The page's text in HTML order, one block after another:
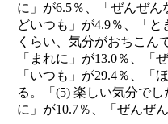
に」が6.5％、「ぜんぜ
どいつも」が4.9％、「
くらい、気分がおちこん
「まれに」が13.0％、「
「いつも」が29.4％、「
る。「(5) 楽しい気分で
に」が10.7％、「ぜんぜ